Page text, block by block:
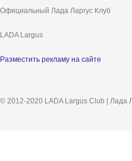
Официальный Лада Ларгус Клуб
LADA Largus
Разместить рекламу на сайте
© 2012-2020 LADA Largus Club | Лада